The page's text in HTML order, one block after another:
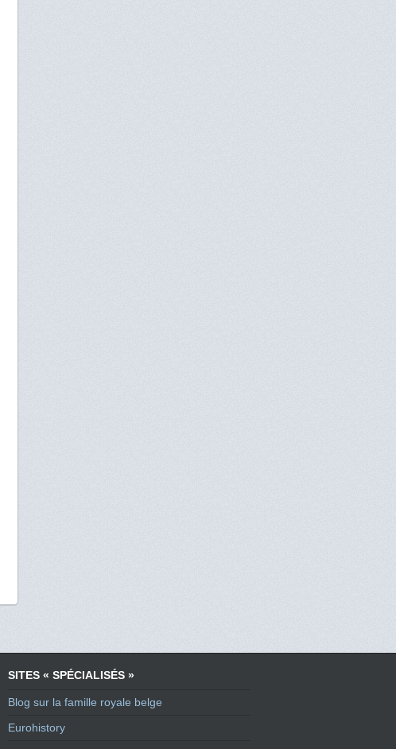
SITES « SPÉCIALISÉS »
Blog sur la famille royale belge
Eurohistory